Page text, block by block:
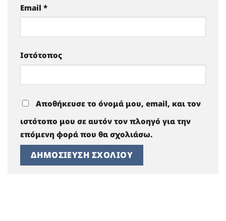
Email *
Ιστότοπος
Αποθήκευσε το όνομά μου, email, και τον
ιστότοπο μου σε αυτόν τον πλοηγό για την
επόμενη φορά που θα σχολιάσω.